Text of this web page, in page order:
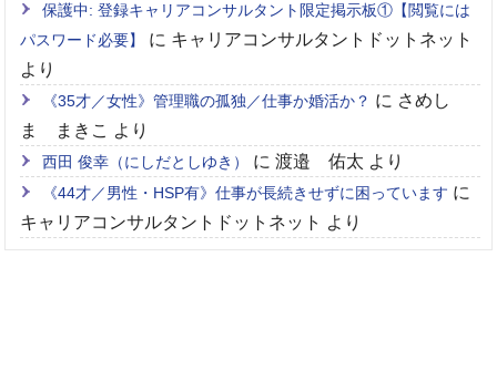
保護中: 登録キャリアコンサルタント限定掲示板①【閲覧には
パスワード必要】
に キャリアコンサルタントドットネット
より
《35才／女性》管理職の孤独／仕事か婚活か？ に さめし
ま まきこ より
西田 俊幸（にしだとしゆき） に渡邉 佑太 より
《44才／男性・HSP有》仕事が長続きせずに困っています に
キャリアコンサルタントドットネット より